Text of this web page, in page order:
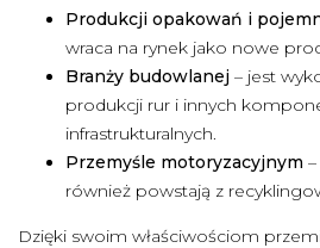
Produkcji opakowań i
wraca na rynek jako nowe
Branży budowlanej – jest
produkcji rur i innych
infrastrukturalnych.
Przemyśle motoryzacyjnym
również powstają z
Dzięki swoim właściwościom